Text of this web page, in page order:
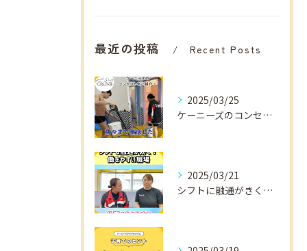
最近の投稿 Recent Posts
2025/03/25
ケーニーズのコンセプトをご紹介！
2025/03/21
シフトに融通がきくから